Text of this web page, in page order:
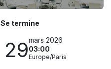
Se termine
29mars 2026
03:00
Europe/Paris